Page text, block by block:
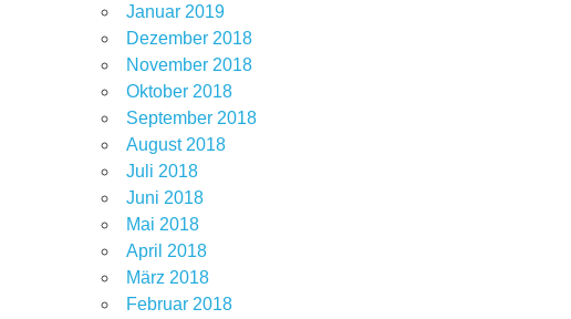
Januar 2019
Dezember 2018
November 2018
Oktober 2018
September 2018
August 2018
Juli 2018
Juni 2018
Mai 2018
April 2018
März 2018
Februar 2018